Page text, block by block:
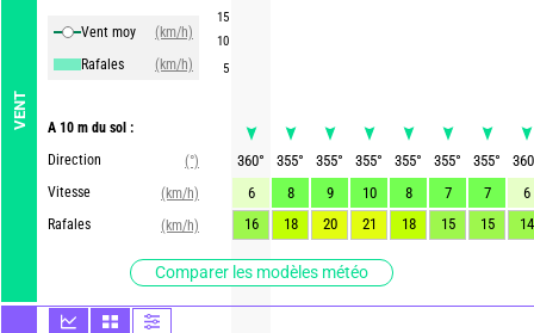
VENT
Vent moy
(km/h)
Rafales
(km/h)
A 10 m du sol :
Direction
(°)
Vitesse
(km/h)
Rafales
(km/h)
Comparer les modèles météo
15
10
5
360° 355° 355° 355° 355° 355° 355°
360
6
8 9 10 8 7 7
6
16
18 20 21 18 15 15 14